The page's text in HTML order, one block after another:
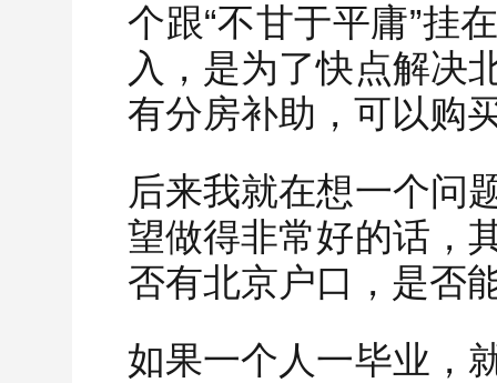
个跟“不甘于平庸”挂
入，是为了快点解决
有分房补助，可以购
后来我就在想一个问
望做得非常好的话，
否有北京户口，是否
如果一个人一毕业，